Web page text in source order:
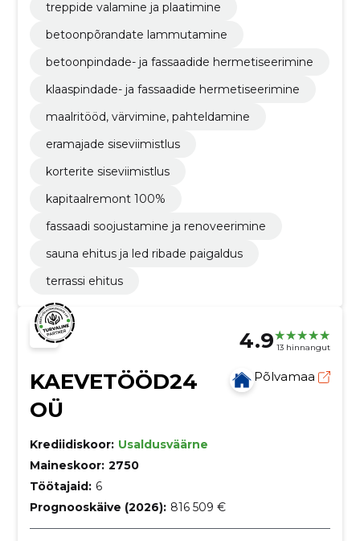
treppide valamine ja plaatimine
betoonpõrandate lammutamine
betoonpindade- ja fassaadide hermetiseerimine
klaaspindade- ja fassaadide hermetiseerimine
maalritööd, värvimine, pahteldamine
eramajade siseviimistlus
korterite siseviimistlus
kapitaalremont 100%
fassaadi soojustamine ja renoveerimine
sauna ehitus ja led ribade paigaldus
terrassi ehitus
4.9 13 hinnangut
KAEVETÖÖD24
OÜ
Põlvamaa
Krediidiskoor: Usaldusväärne
Maineskoor: 2750
Töötajaid: 6
Prognooskäive (2026): 816 509 €